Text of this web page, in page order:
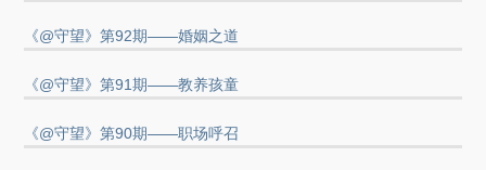
《@守望》第92期——婚姻之道
《@守望》第91期——教养孩童
《@守望》第90期——职场呼召